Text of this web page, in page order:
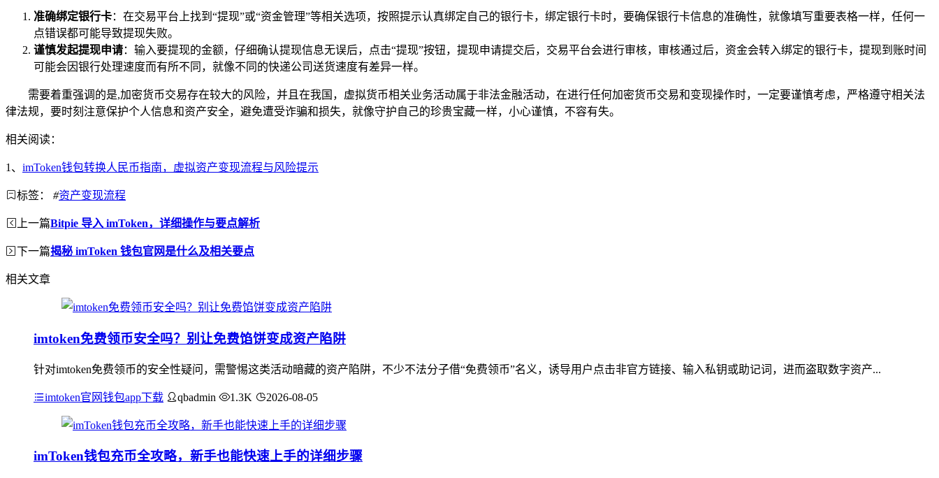
准确绑定银行卡：在交易平台上找到“提现”或“资金管理”等相关选项，按照提示认真绑定自己的银行卡，绑定银行卡时，要确保银行卡信息的准确性，就像填写重要表格一样，任何一
点错误都可能导致提现失败。
谨慎发起提现申请：输入要提现的金额，仔细确认提现信息无误后，点击“提现”按钮，提现申请提交后，交易平台会进行审核，审核通过后，资金会转入绑定的银行卡，提现到账时间
可能会因银行处理速度而有所不同，就像不同的快递公司送货速度有差异一样。
需要着重强调的是,加密货币交易存在较大的风险，并且在我国，虚拟货币相关业务活动属于非法金融活动，在进行任何加密货币交易和变现操作时，一定要谨慎考虑，严格遵守相关法
律法规，要时刻注意保护个人信息和资产安全，避免遭受诈骗和损失，就像守护自己的珍贵宝藏一样，小心谨慎，不容有失。
相关阅读：
1、 imToken钱包转换人民币指南，虚拟资产变现流程与风险提示
标签： #资产变现流程
上一篇Bitpie 导入 imToken，详细操作与要点解析
下一篇揭秘 imToken 钱包官网是什么及相关要点
相关文章
imtoken免费领币安全吗？别让免费馅饼变成资产陷阱
针对imtoken免费领币的安全性疑问，需警惕这类活动暗藏的资产陷阱，不少不法分子借“免费领币”名义，诱导用户点击非官方链接、输入私钥或助记词，进而盗取数字资产...
imtoken官网钱包app下载 qbadmin 1.3K 2026-08-05
imToken钱包充币全攻略，新手也能快速上手的详细步骤